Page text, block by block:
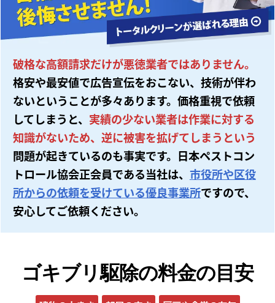
破格な高額請求だけが悪徳業者ではありません。
格安や最安値で広告宣伝をおこない、技術が伴わ
ないということが多々あります。価格重視で依頼
してしまうと、 実績の少ない業者は作業に対する
知識がないため、逆に被害を拡げてしまうという
問題が起きているのも事実です。日本ペストコン
トロール協会正会員である当社は、 市役所や区役
所からの依頼を受けている優良事業所ですので、
安心してご依頼ください。
ゴキブリ駆除の料金の目安